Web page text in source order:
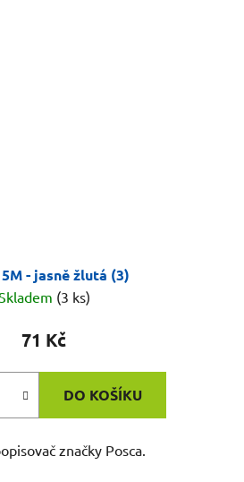
- jasně žlutá (3)
(3 ks)
71 Kč
DO KOŠÍKU
značky Posca.